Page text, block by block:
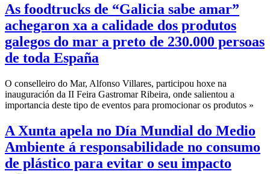
As foodtrucks de “Galicia sabe amar”
achegaron xa a calidade dos produtos
galegos do mar a preto de 230.000 persoas
de toda España
O conselleiro do Mar, Alfonso Villares, participou hoxe na
inauguración da II Feira Gastromar Ribeira, onde salientou a
importancia deste tipo de eventos para promocionar os produtos »
A Xunta apela no Día Mundial do Medio
Ambiente á responsabilidade no consumo
de plástico para evitar o seu impacto